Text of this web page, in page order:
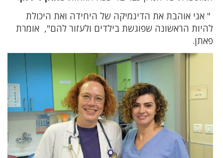
" אני אוהבת את הדינמיקה של היחידה ואת היכולת
להיות הראשונה שפוגשת בילדים ולעזור להם", אומרת
פאתן.